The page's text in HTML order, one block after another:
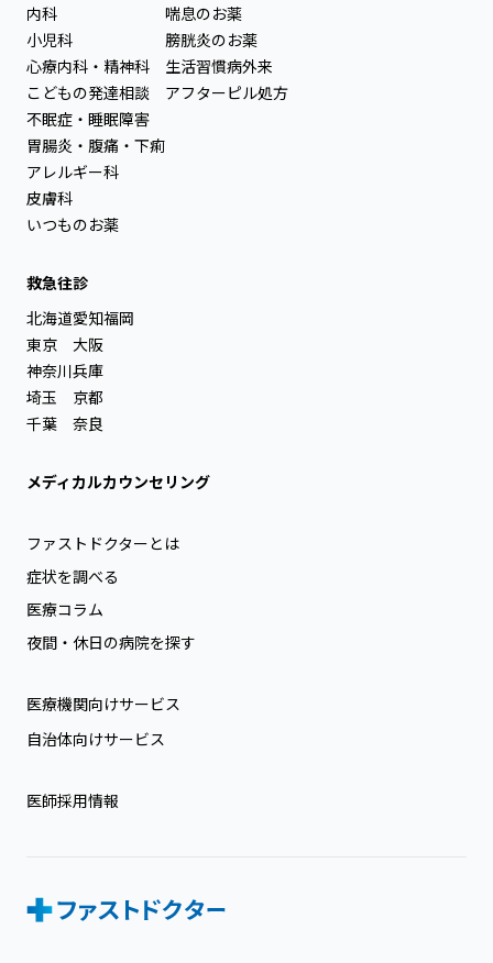
内科
小児科
心療内科・精神科
こどもの発達相談
不眠症・睡眠障害
胃腸炎・腹痛・下痢
アレルギー科
皮膚科
いつものお薬
喘息のお薬
膀胱炎のお薬
生活習慣病外来
アフターピル処方
救急往診
北海道
東京
神奈川
埼玉
千葉
愛知
大阪
兵庫
京都
奈良
福岡
メディカルカウンセリング
ファストドクターとは
症状を調べる
医療コラム
夜間・休日の病院を探す
医療機関向けサービス
自治体向けサービス
医師採用情報